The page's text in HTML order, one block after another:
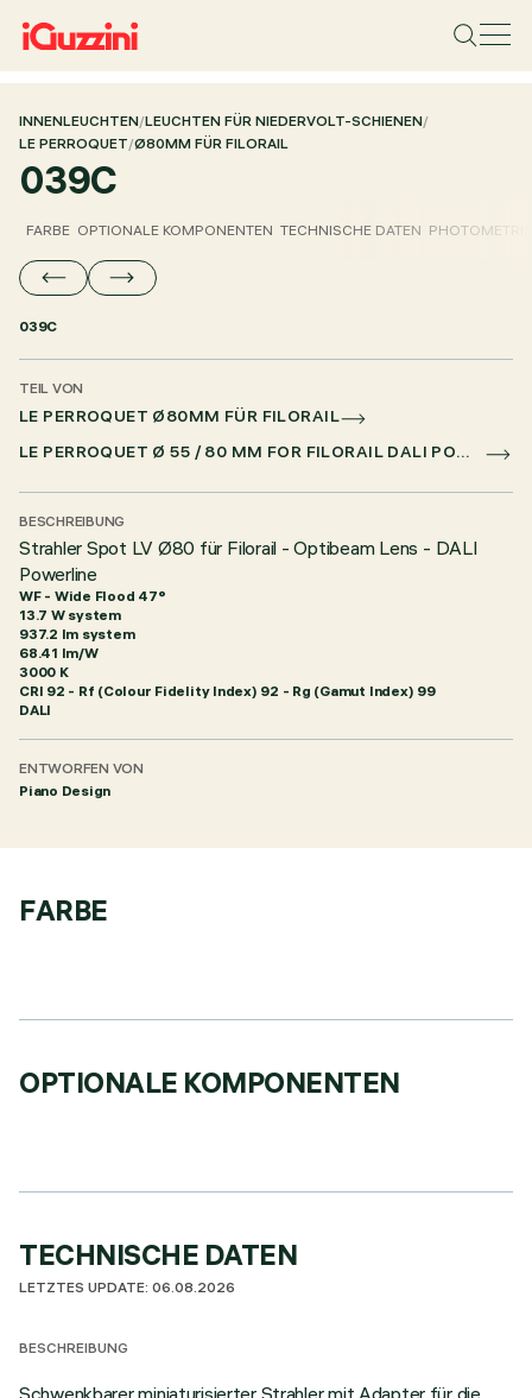
INNENLEUCHTEN/LEUCHTEN FÜR NIEDERVOLT-SCHIENEN/
LE PERROQUET/Ø80MM FÜR FILORAIL
039C
FARBE OPTIONALE KOMPONENTEN TECHNISCHE DATEN
039C
TEIL VON
LE PERROQUET Ø80MM FÜR FILORAIL
LE PERROQUET Ø 55 / 80 MM FOR FILORAIL DALI POWERLINE
BESCHREIBUNG
Strahler Spot LV Ø80 für Filorail - Optibeam Lens - DALI
Powerline
WF - Wide Flood 47°
13.7 W system
937.2 lm system
68.41 lm/W
3000 K
CRI 92 - Rf (Colour Fidelity Index) 92 - Rg (Gamut Index) 99
DALI
ENTWORFEN VON
Piano Design
FARBE
OPTIONALE KOMPONENTEN
TECHNISCHE DATEN
LETZTES UPDATE: 06.08.2026
BESCHREIBUNG
Schwenkbarer miniaturisierter Strahler mit Adapter für die